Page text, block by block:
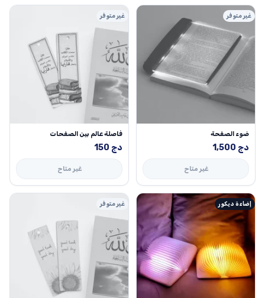
غير متوفر
ضوء الصفحة
1,500 دج
غير متاح
غير متوفر
فاصلة عالم بين الصفحات
150 دج
غير متاح
إضاءة ديكور غير متوفر